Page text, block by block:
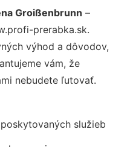
Groißenbrunn –
prerabka.sk.
výhod a dôvodov,
vám, že
nebudete ľutovať.
služieb